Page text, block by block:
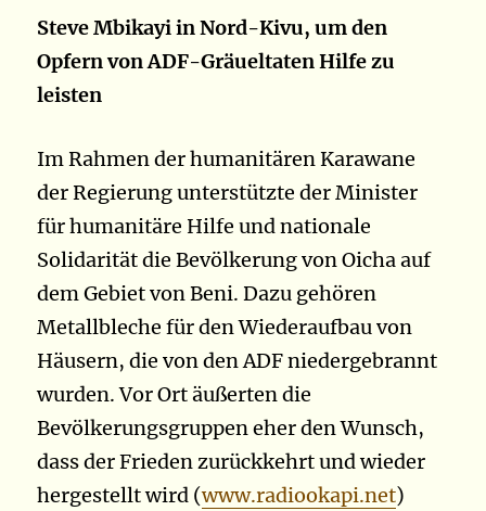
Steve Mbikayi in Nord-Kivu, um den
Opfern von ADF-Gräueltaten Hilfe zu
leisten
Im Rahmen der humanitären Karawane
der Regierung unterstützte der Minister
für humanitäre Hilfe und nationale
Solidarität die Bevölkerung von Oicha auf
dem Gebiet von Beni. Dazu gehören
Metallbleche für den Wiederaufbau von
Häusern, die von den ADF niedergebrannt
wurden. Vor Ort äußerten die
Bevölkerungsgruppen eher den Wunsch,
dass der Frieden zurückkehrt und wieder
hergestellt wird (www.radiookapi.net)